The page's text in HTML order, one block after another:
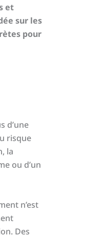
et
sur les
pour
d’une
risque
la
ou d’un
n’est
Des